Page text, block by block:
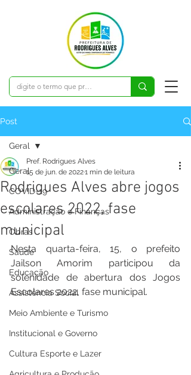
Post
Geral
COVID-19
Administração e Finanças
Obras
Saúde
Educação
Assistência Social
Meio Ambiente e Turismo
Institucional e Governo
Cultura Esporte e Lazer
Geral
Rodrigues Alves abre jogos
escolares 2022, fase
municipal
Pref. Rodrigues Alves
15 de jun. de 20221 min de leitura
Nesta quarta-feira, 15, o prefeito
Jailson Amorim participou da
solenidade de abertura dos Jogos
Escolares 2022, fase municipal.